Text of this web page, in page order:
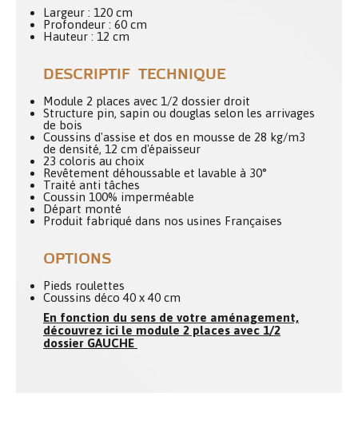
Largeur : 120 cm
Profondeur : 60 cm
Hauteur : 12 cm
DESCRIPTIF TECHNIQUE
Module 2 places avec 1/2 dossier droit
Structure pin, sapin ou douglas selon les arrivages
de bois
Coussins d'assise et dos en mousse de 28 kg/m3
de densité, 12 cm d'épaisseur
23 coloris au choix
Revêtement déhoussable et lavable à 30°
Traité anti tâches
Coussin 100% imperméable
Départ monté
Produit fabriqué dans nos usines Françaises
OPTIONS
Pieds roulettes
Coussins déco 40 x 40 cm
En fonction du sens de votre aménagement,
découvrez ici le module 2 places avec 1/2
dossier GAUCHE